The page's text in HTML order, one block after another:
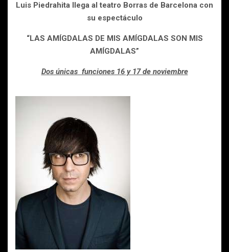
Luis Piedrahita llega al teatro Borras de Barcelona con
su espectáculo
“LAS AMÍGDALAS DE MIS AMÍGDALAS SON MIS
AMÍGDALAS”
Dos únicas funciones 16 y 17 de noviembre